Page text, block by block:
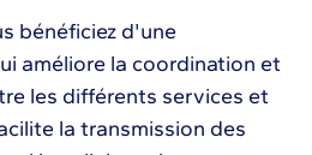
bénéficiez d'une
améliore la coordination et
les différents services et
la transmission des